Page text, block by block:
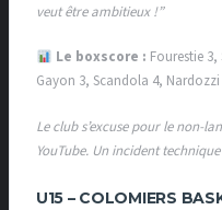
veut être ambitieux !”
Le boxscore : Fourestie
Gayon 3, Scandola 4,
Le club s’excuse pour le non-
YouTube. Un incident
U15 –COLOMIERS